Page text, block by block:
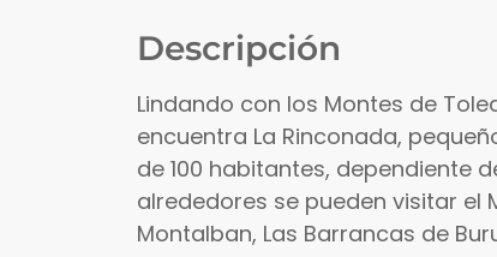
Descripción
Lindando con los Montes de
encuentra La Rinconada,
de 100 habitantes, dependiente
alrededores se pueden visitar el
Montalban, Las Barrancas de